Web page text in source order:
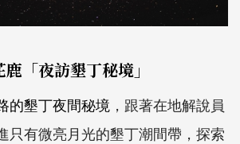
「夜訪墾丁秘境」
的墾丁夜間秘境 ，跟著在地解說員
只有微亮月光的墾丁潮間帶，探索